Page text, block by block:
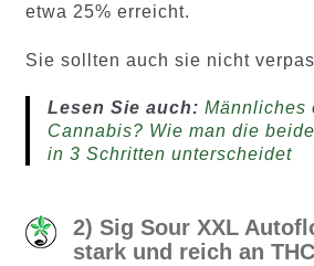
etwa 25% erreicht.
Sie sollten auch sie nicht
Lesen Sie auch: Männliches
Cannabis? Wie man die
in 3 Schritten unterscheidet
2) Sig Sour XXL
stark und reich an